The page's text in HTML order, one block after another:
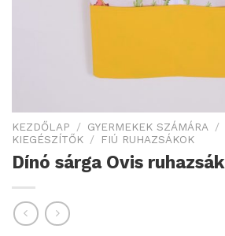
KEZDŐLAP / GYERMEKEK SZÁMÁRA /
KIEGÉSZÍTŐK / FIÚ RUHAZSÁKOK
Dínó sárga Ovis ruhazsák